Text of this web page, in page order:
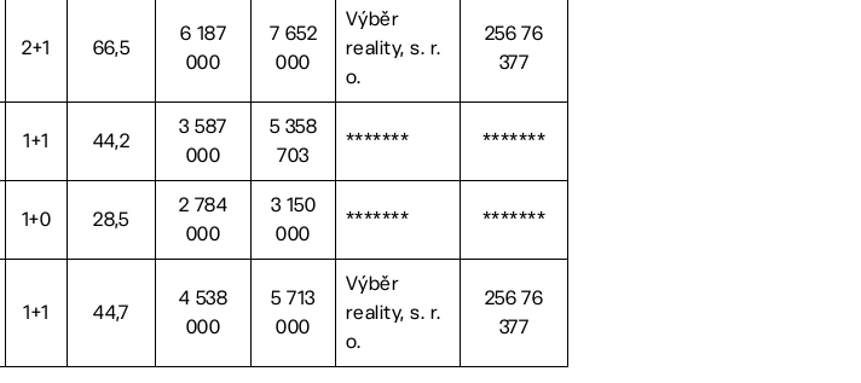
2+1 66,5
6 187
000
7 652
000
Výběr
reality, s. r.
o.
256 76
377
1+1 44,2
3 587
000
5 358
703
******* *******
1+0 28,5
2 784
000
3 150
000
******* *******
1+1 44,7
4 538
000
5 713
000
Výběr
reality, s. r.
o.
256 76
377